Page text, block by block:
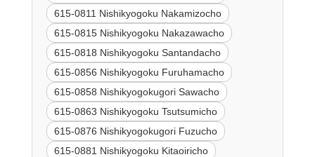
615-0811 Nishikyogoku Nakamizocho
615-0815 Nishikyogoku Nakazawacho
615-0818 Nishikyogoku Santandacho
615-0856 Nishikyogoku Furuhamacho
615-0858 Nishikyogokugori Sawacho
615-0863 Nishikyogoku Tsutsumicho
615-0876 Nishikyogokugori Fuzucho
615-0881 Nishikyogoku Kitaoiricho